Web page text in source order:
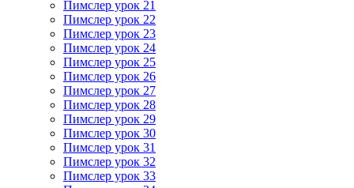
Пимслер урок 21
Пимслер урок 22
Пимслер урок 23
Пимслер урок 24
Пимслер урок 25
Пимслер урок 26
Пимслер урок 27
Пимслер урок 28
Пимслер урок 29
Пимслер урок 30
Пимслер урок 31
Пимслер урок 32
Пимслер урок 33